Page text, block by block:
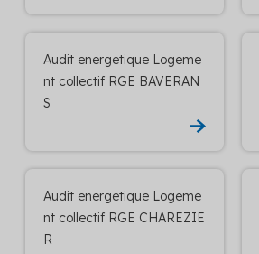
Audit energetique Logeme
nt collectif RGE BAVERAN
S
Audit energetique Logeme
nt collectif RGE CHAREZIE
R